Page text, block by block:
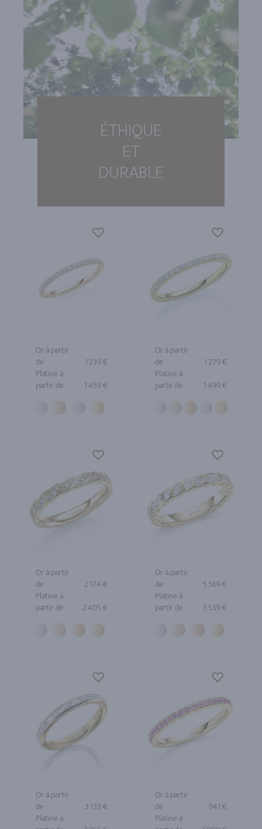
ÉTHIQUE
ET
DURABLE
Or à partir
de
1 239 €
Platine à
partir de
1 459 €
Or à partir
de
1 279 €
Platine à
partir de
1 499 €
Or à partir
de
2 174 €
Platine à
partir de
2 405 €
Or à partir
de
5 569 €
Platine à
partir de
5 539 €
Or à partir
de
3 133 €
Platine à
Or à partir
de
941 €
Platine à